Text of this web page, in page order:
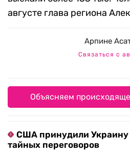
августе глава региона
Арпине
Связаться с
Объясняем
США принудили Украину
тайных переговоров